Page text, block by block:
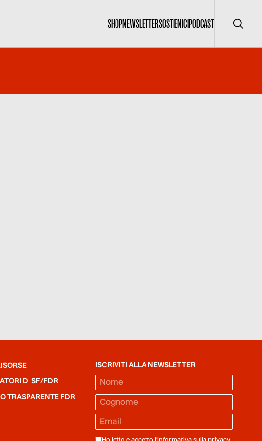
SHOPNEWSLETTERSOSTIENICIPODCAST Cerca
DI SF/FDR
TRASPARENTE FDR
ISCRIVITI ALLA NEWSLETTER